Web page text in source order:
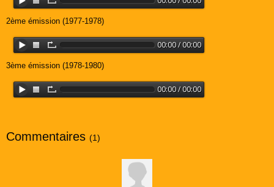
2ème émission (1977-1978)
3ème émission (1978-1980)
Commentaires (1)